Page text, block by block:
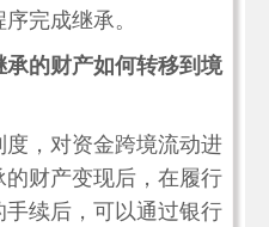
完成继承。
的财产如何转移到境
，对资金跨境流动进
财产变现后，在履行
续后，可以通过银行